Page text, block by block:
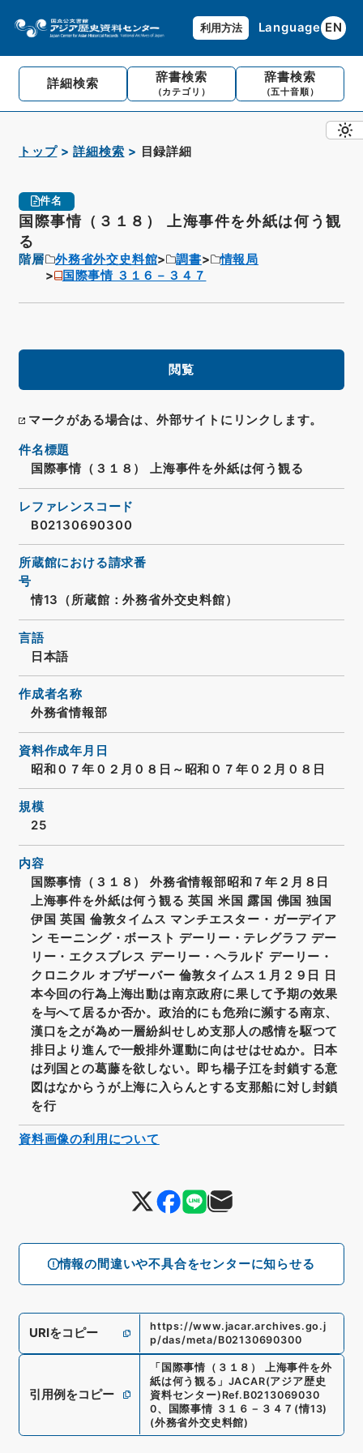
利用方法 Language EN
詳細検索 辞書検索
（カテゴリ）
辞書検索
（五十音順）
トップ 詳細検索 目録詳細
件名
国際事情（３１８） 上海事件を外紙は何う観
る
階層 外務省外交史料館 調書
情報局
国際事情 ３１６－３４７
閲覧
マークがある場合は、外部サイトにリンクします。
情報の間違いや不具合をセンターに知らせる
件名標題
国際事情（３１８） 上海事件を外紙は何う観る
レファレンスコード
B02130690300
所蔵館における請求番
号
情13（所蔵館：外務省外交史料館）
言語
日本語
作成者名称
外務省情報部
資料作成年月日
昭和０７年０２月０８日～昭和０７年０２月０８日
規模
25
内容
国際事情（３１８） 外務省情報部昭和７年２月８日
上海事件を外紙は何う観る 英国 米国 露国 佛国 独国
伊国 英国 倫敦タイムス マンチエスター・ガーデイア
ン モーニング・ボースト デーリー・テレグラフ デー
リー・エクスブレス デーリー・ヘラルド デーリー・
クロニクル オブザーバー 倫敦タイムス１月２９日 日
本今回の行為上海出動は南京政府に果して予期の效果
を与へて居るか否か。政治的にも危殆に瀕する南京、
漢口を之が為め一層紛糾せしめ支那人の感情を駆つて
排日より進んで一般排外運動に向はせはせぬか。日本
は列国との葛藤を欲しない。即ち楊子江を封鎖する意
図はなからうが上海に入らんとする支那船に対し封鎖
を行
URIをコピー
https://www.jacar.archives.go.j
p/das/meta/B02130690300
引用例をコピー
「国際事情（３１８） 上海事件を外
紙は何う観る 」 JACAR(アジア歴史
資料センター) Ref. B0213069030
0、 国際事情 ３１６－３４７ (情13)
(外務省外交史料館)
資料画像の利用について